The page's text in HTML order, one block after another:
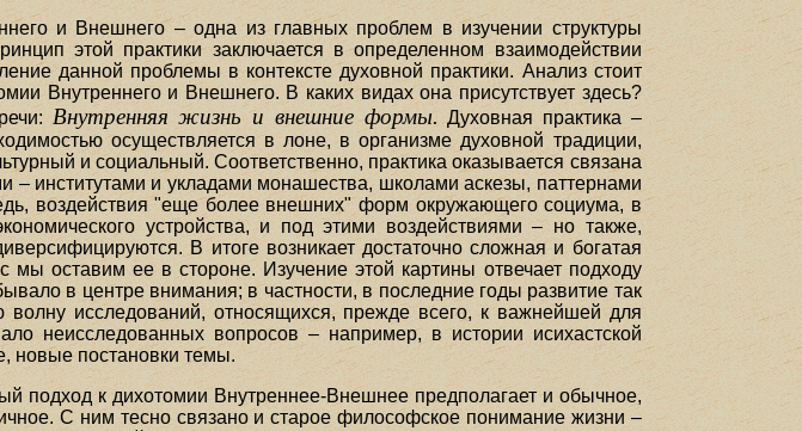
и Внешнего – одна из главных проблем в изучении структуры
этой практики заключается в определенном взаимодействии
данной проблемы в контексте духовной практики. Анализ стоит
Внутреннего и Внешнего. В каких видах она присутствует здесь?
Внутренняя жизнь и внешние формы. Духовная практика –
осуществляется в лоне, в организме духовной традиции,
и социальный. Соответственно, практика оказывается связана
институтами и укладами монашества, школами аскезы, паттернами
воздействия "еще более внешних" форм окружающего социума, в
устройства, и под этими воздействиями – но также,
В итоге возникает достаточно сложная и богатая
оставим ее в стороне. Изучение этой картины отвечает подходу
в центре внимания; в частности, в последние годы развитие так
исследований, относящихся, прежде всего, к важнейшей для
неисследованных вопросов – например, в истории исихастской
новые постановки темы.
подход к дихотомии Внутреннее-Внешнее предполагает и обычное,
С ним тесно связано и старое философское понимание жизни –